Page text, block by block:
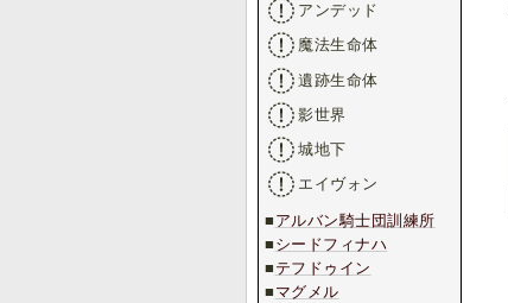
アンデッド
魔法生命体
遺跡生命体
影世界
城地下
エイヴォン
■ アルバン騎士団訓練所
■ シードフィナハ
■ テフドゥイン
■ マグメル